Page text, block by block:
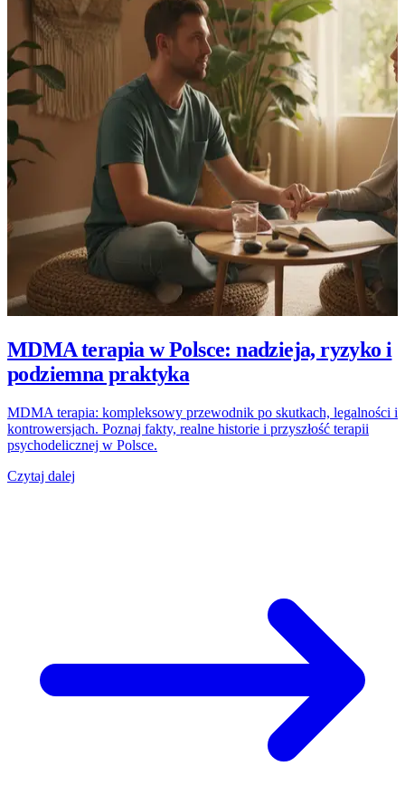
MDMA terapia w Polsce: nadzieja, ryzyko i
podziemna praktyka
MDMA terapia: kompleksowy przewodnik po skutkach, legalności i
kontrowersjach. Poznaj fakty, realne historie i przyszłość terapii
psychodelicznej w Polsce.
Czytaj dalej